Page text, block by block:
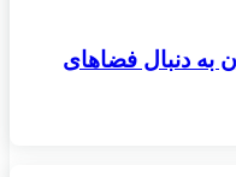
به دنبال فضاهای